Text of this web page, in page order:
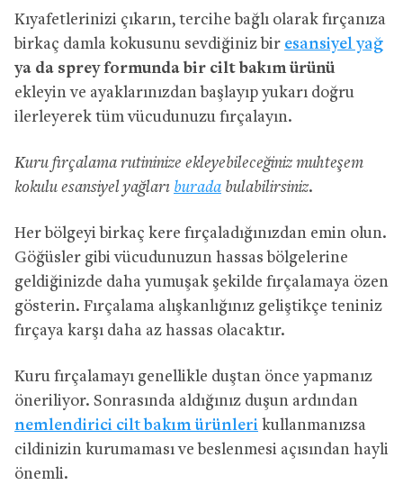
Kıyafetlerinizi çıkarın, tercihe bağlı olarak fırçanıza
birkaç damla kokusunu sevdiğiniz bir esansiyel yağ
ya da sprey formunda bir cilt bakım ürünü
ekleyin ve ayaklarınızdan başlayıp yukarı doğru
ilerleyerek tüm vücudunuzu fırçalayın.
Kuru fırçalama rutininize ekleyebileceğiniz muhteşem
kokulu esansiyel yağları burada bulabilirsiniz.
Her bölgeyi birkaç kere fırçaladığınızdan emin olun.
Göğüsler gibi vücudunuzun hassas bölgelerine
geldiğinizde daha yumuşak şekilde fırçalamaya özen
gösterin. Fırçalama alışkanlığınız geliştikçe teniniz
fırçaya karşı daha az hassas olacaktır.
Kuru fırçalamayı genellikle duştan önce yapmanız
öneriliyor. Sonrasında aldığınız duşun ardından
nemlendirici cilt bakım ürünleri kullanmanızsa
cildinizin kurumaması ve beslenmesi açısından hayli
önemli.